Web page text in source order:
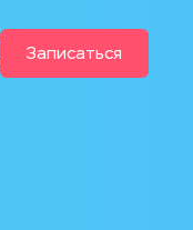
Записаться